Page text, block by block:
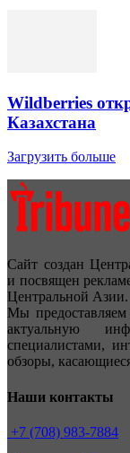
Wildberries
Казахстана
Загрузить больше
Сайт создан
и посвящен
Центральной Азии.
Мы
актуальную
специалистами,
обзоры,
Наши контакты
+7 (708) 983-7884